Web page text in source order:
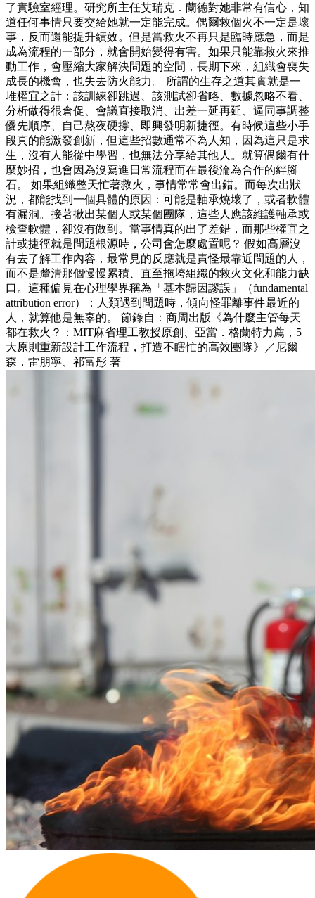
了實驗室經理。研究所主任艾瑞克．蘭德對她非常有信心，知
道任何事情只要交給她就一定能完成。偶爾救個火不一定是壞
事，反而還能提升績效。但是當救火不再只是臨時應急，而是
成為流程的一部分，就會開始變得有害。如果只能靠救火來推
動工作，會壓縮大家解決問題的空間，長期下來，組織會喪失
成長的機會，也失去防火能力。 所謂的生存之道其實就是一
堆權宜之計：該訓練卻跳過、該測試卻省略、數據忽略不看、
分析做得很倉促、會議直接取消、出差一延再延、逼同事調整
優先順序、自己熬夜硬撐、即興發明新捷徑。有時候這些小手
段真的能激發創新，但這些招數通常不為人知，因為這只是求
生，沒有人能從中學習，也無法分享給其他人。就算偶爾有什
麼妙招，也會因為沒寫進日常流程而在最後淪為合作的絆腳
石。 如果組織整天忙著救火，事情常常會出錯。而每次出狀
況，都能找到一個具體的原因：可能是軸承燒壞了，或者軟體
有漏洞。接著揪出某個人或某個團隊，這些人應該維護軸承或
檢查軟體，卻沒有做到。當事情真的出了差錯，而那些權宜之
計或捷徑就是問題根源時，公司會怎麼處置呢？ 假如高層沒
有去了解工作內容，最常見的反應就是責怪最靠近問題的人，
而不是釐清那個慢慢累積、直至拖垮組織的救火文化和能力缺
口。這種偏見在心理學界稱為「基本歸因謬誤」（fundamental
attribution error）：人類遇到問題時，傾向怪罪離事件最近的
人，就算他是無辜的。 節錄自：商周出版《為什麼主管每天
都在救火？：MIT麻省理工教授原創、亞當．格蘭特力薦，5
大原則重新設計工作流程，打造不瞎忙的高效團隊》／尼爾
森．雷朋寧、祁富彤 著